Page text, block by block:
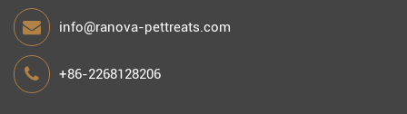
info@ranova-pettreats.com
+86-2268128206